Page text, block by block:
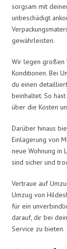
sorgsam mit
unbeschädigt
gewährleisten.
Wir legen großen
Konditionen. Bei
du einen
beinhaltet. So
über die Kosten
Darüber hinaus
Einlagerung von
neue Wohnung in
sind sicher und
Vertraue auf
Umzug von
für ein
darauf, dir bei
Service zu bieten.